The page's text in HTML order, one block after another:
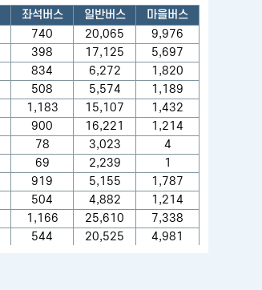
좌석버스 일반버스
마을버스
740 20,065
9,976
398 17,125
5,697
834 6,272
1,820
508 5,574
1,189
1,183 15,107
1,432
900 16,221
1,214
78 3,023
4
69 2,239
1
919 5,155
1,787
504 4,882
1,214
1,166 25,610
7,338
544 20,525
4,981